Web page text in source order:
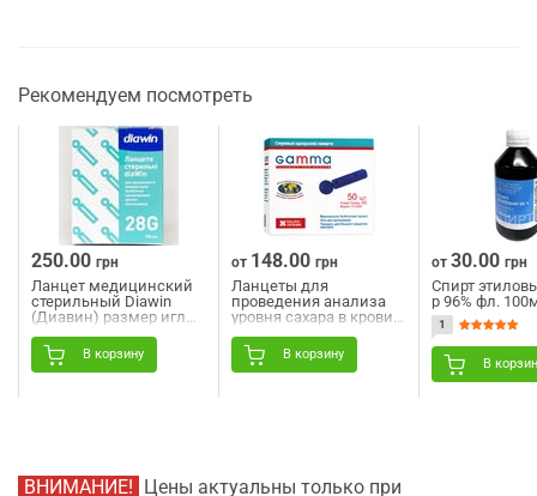
Рекомендуем посмотреть
250.00 грн
Ланцет медицинский
стерильный Diawin
(Диавин) размер иглы
28G 100 шт
В корзину
от 148.00 грн
Ланцеты для
проведения анализа
уровня сахара в крови
Gamma (Гамма)
универсальные
одноразовые
В корзину
от 30.00 грн
Спирт
р 96% фл.
1
В
ВНИМАНИЕ! Цены актуальны только при